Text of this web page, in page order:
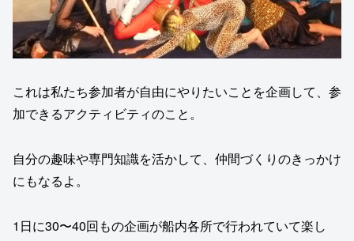
これは私たち参加者が自由にやりたいことを企画して、参
加できるアクティビティのこと。
自分の趣味や専門知識を活かして、仲間づくりのきっかけ
にもなるよ。
1日に30〜40回もの企画が船内各所で行われていて楽し